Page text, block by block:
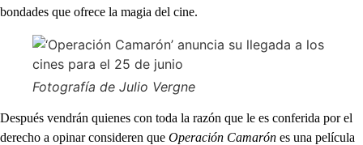
bondades que ofrece la magia del cine.
Fotografía de Julio Vergne
Después vendrán quienes con toda la razón que le es conferida por el
derecho a opinar consideren que Operación Camarón es una película